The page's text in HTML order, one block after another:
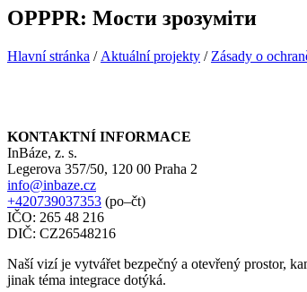
OPPPR: Мости зрозуміти
Hlavní stránka / Aktuální projekty / Zásady o
KONTAKTNÍ INFORMACE
InBáze, z. s.
Legerova 357/50, 120 00 Praha 2
info@inbaze.cz
+420739037353 (po–čt)
IČO: 265 48 216
DIČ: CZ26548216
Naší vizí je vytvářet bezpečný a otevřený prostor,
jinak téma integrace dotýká.